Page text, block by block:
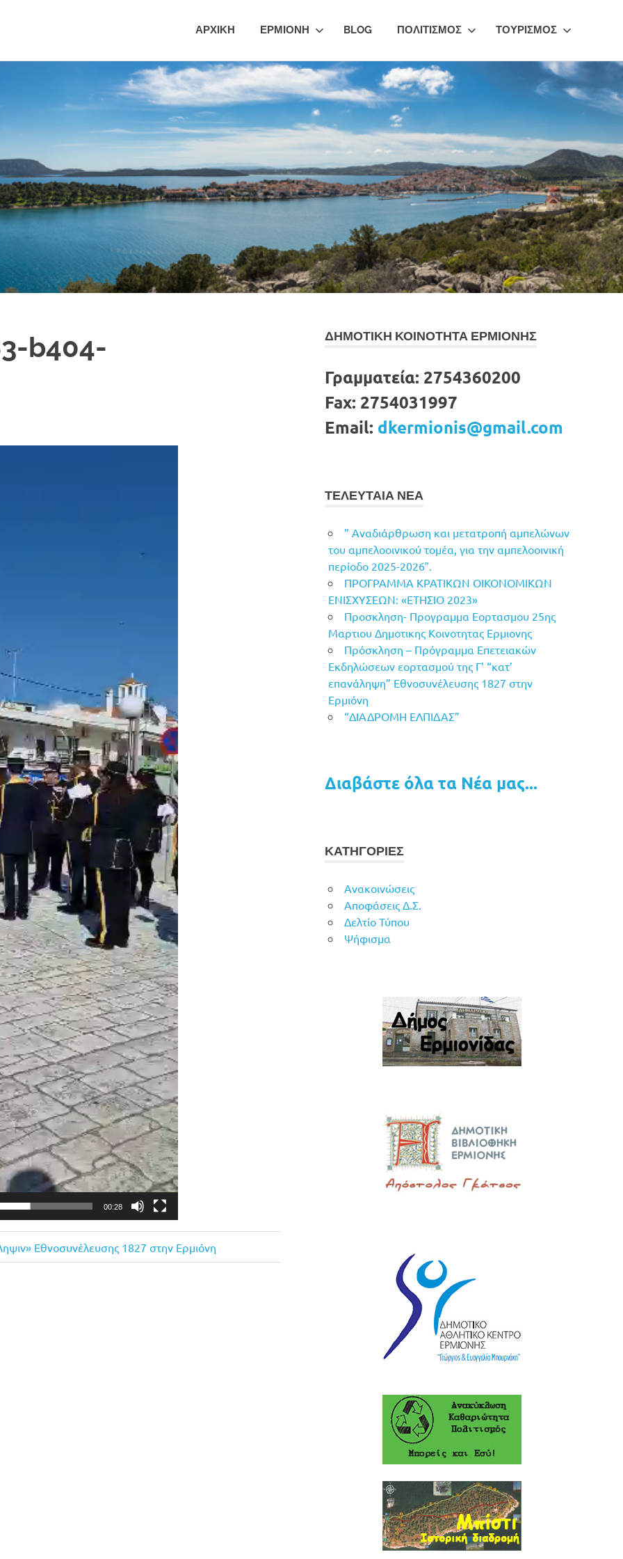
ΑΡΧΙΚΗ ΕΡΜΙΟΝΗ BLOG ΠΟΛΙΤΙΣΜΟΣ ΤΟΥΡΙΣΜΟΣ
b404-
00:28
Εθνοσυνέλευσης 1827 στην Ερμιόνη
ΔΗΜΟΤΙΚΗ ΚΟΙΝΟΤΗΤΑ ΕΡΜΙΟΝΗΣ
Γραμματεία: 2754360200
Fax: 2754031997
Email: dkermionis@gmail.com
ΤΕΛΕΥΤΑΙΑ ΝΕΑ
” Αναδιάρθρωση και μετατροπή αμπελώνων
του αμπελοοινικού τομέα, για την αμπελοοινική
περίοδο 2025-2026″.
ΠΡΟΓΡΑΜΜΑ ΚΡΑΤΙΚΩΝ ΟΙΚΟΝΟΜΙΚΩΝ
ΕΝΙΣΧΥΣΕΩΝ: «ΕΤΗΣΙΟ 2023»
Προσκληση- Προγραμμα Εορτασμου 25ης
Μαρτιου Δημοτικης Κοινοτητας Ερμιονης
Πρόσκληση – Πρόγραμμα Επετειακών
Εκδηλώσεων εορτασμού της Γ’ “κατ’
επανάληψη” Εθνοσυνέλευσης 1827 στην
Ερμιόνη
“ΔΙΑΔΡΟΜΗ ΕΛΠΙΔΑΣ”
Διαβάστε όλα τα Νέα μας...
ΚΑΤΗΓΟΡΙΕΣ
Ανακοινώσεις
Αποφάσεις Δ.Σ.
Δελτίο Τύπου
Ψήφισμα